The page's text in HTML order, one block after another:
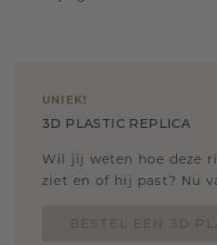
UNIEK!
3D PLASTIC REPLICA
Wil jij weten hoe deze
ziet en of hij past? Nu